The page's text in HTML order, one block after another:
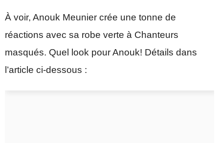
À voir, Anouk Meunier crée une tonne de
réactions avec sa robe verte à Chanteurs
masqués. Quel look pour Anouk! Détails dans
l’article ci-dessous :